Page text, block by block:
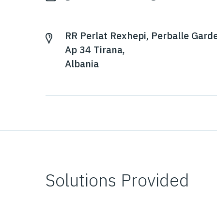
RR Perlat Rexhepi, Perballe
Ap 34 Tirana,
Albania
Solutions Provided